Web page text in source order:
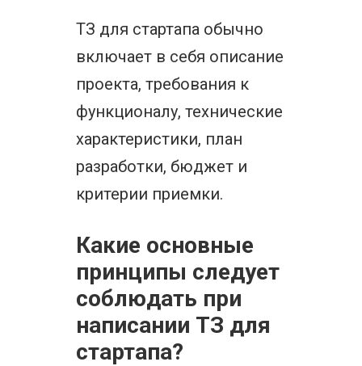
ТЗ для стартапа обычно
включает в себя описание
проекта, требования к
функционалу, технические
характеристики, план
разработки, бюджет и
критерии приемки.
Какие основные
принципы следует
соблюдать при
написании ТЗ для
стартапа?